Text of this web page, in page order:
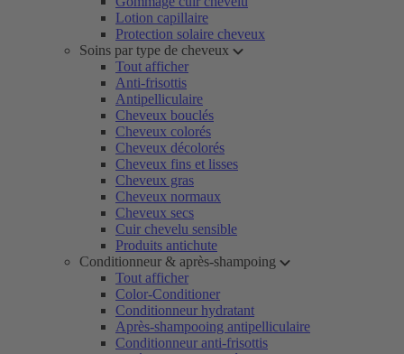
Lotion capillaire
Protection solaire cheveux
Soins par type de cheveux
Tout afficher
Anti-frisottis
Antipelliculaire
Cheveux bouclés
Cheveux colorés
Cheveux décolorés
Cheveux fins et lisses
Cheveux gras
Cheveux normaux
Cheveux secs
Cuir chevelu sensible
Produits antichute
Conditionneur & après-shampoing
Tout afficher
Color-Conditioner
Conditionneur hydratant
Après-shampooing antipelliculaire
Conditionneur anti-frisottis